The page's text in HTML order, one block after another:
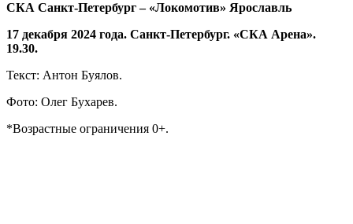
СКА Санкт-Петербург – «Локомотив» Ярославль
17 декабря 2024 года. Санкт-Петербург. «СКА Арена».
19.30.
Текст: Антон Буялов.
Фото: Олег Бухарев.
*Возрастные ограничения 0+.